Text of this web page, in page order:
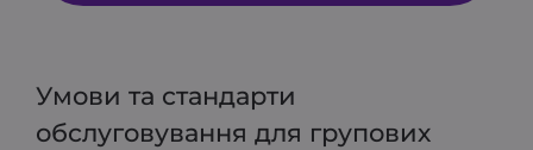
Умови та стандарти
обслуговування для групових